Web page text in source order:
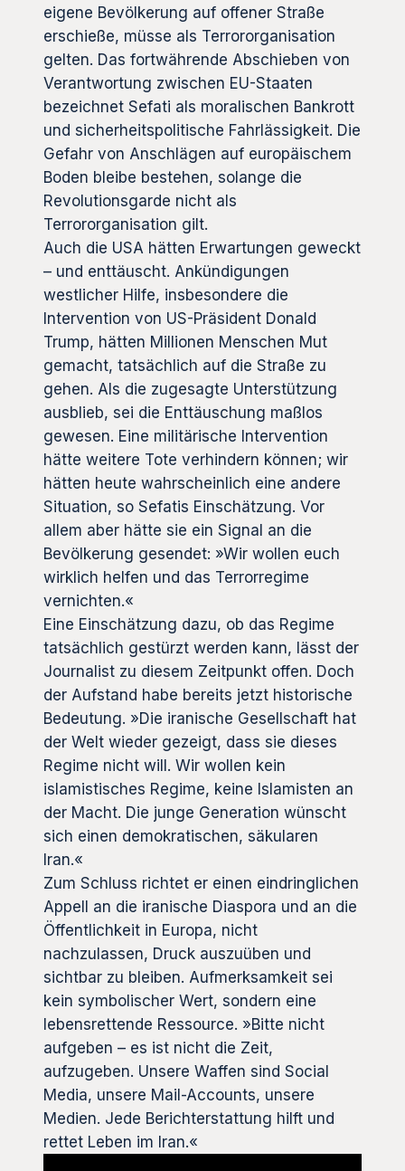
eigene Bevölkerung auf offener Straße
erschieße, müsse als Terrororganisation
gelten. Das fortwährende Abschieben von
Verantwortung zwischen EU-Staaten
bezeichnet Sefati als moralischen Bankrott
und sicherheitspolitische Fahrlässigkeit. Die
Gefahr von Anschlägen auf europäischem
Boden bleibe bestehen, solange die
Revolutionsgarde nicht als
Terrororganisation gilt.
Auch die USA hätten Erwartungen geweckt
– und enttäuscht. Ankündigungen
westlicher Hilfe, insbesondere die
Intervention von US-Präsident Donald
Trump, hätten Millionen Menschen Mut
gemacht, tatsächlich auf die Straße zu
gehen. Als die zugesagte Unterstützung
ausblieb, sei die Enttäuschung maßlos
gewesen. Eine militärische Intervention
hätte weitere Tote verhindern können; wir
hätten heute wahrscheinlich eine andere
Situation, so Sefatis Einschätzung. Vor
allem aber hätte sie ein Signal an die
Bevölkerung gesendet: »Wir wollen euch
wirklich helfen und das Terrorregime
vernichten.«
Eine Einschätzung dazu, ob das Regime
tatsächlich gestürzt werden kann, lässt der
Journalist zu diesem Zeitpunkt offen. Doch
der Aufstand habe bereits jetzt historische
Bedeutung. »Die iranische Gesellschaft hat
der Welt wieder gezeigt, dass sie dieses
Regime nicht will. Wir wollen kein
islamistisches Regime, keine Islamisten an
der Macht. Die junge Generation wünscht
sich einen demokratischen, säkularen
Iran.«
Zum Schluss richtet er einen eindringlichen
Appell an die iranische Diaspora und an die
Öffentlichkeit in Europa, nicht
nachzulassen, Druck auszuüben und
sichtbar zu bleiben. Aufmerksamkeit sei
kein symbolischer Wert, sondern eine
lebensrettende Ressource. »Bitte nicht
aufgeben – es ist nicht die Zeit,
aufzugeben. Unsere Waffen sind Social
Media, unsere Mail-Accounts, unsere
Medien. Jede Berichterstattung hilft und
rettet Leben im Iran.«